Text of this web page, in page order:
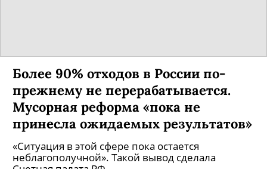
Более 90% отходов в России по-
прежнему не перерабатывается.
Мусорная реформа «пока не
принесла ожидаемых результатов»
«Ситуация в этой сфере пока остается
неблагополучной». Такой вывод сделала